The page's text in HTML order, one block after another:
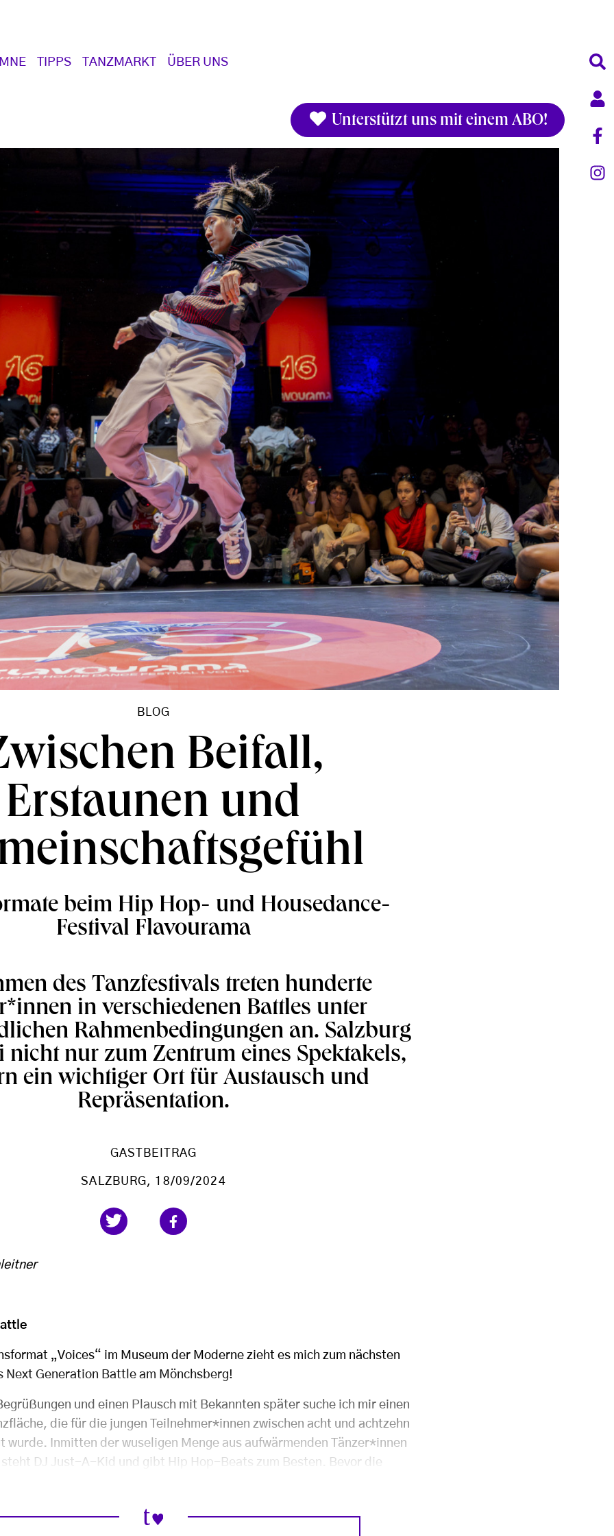
TIPPS TANZMARKT ÜBER UNS
Unterstützt uns mit einem ABO!
BLOG
Beifall,
Erstaunen und
beim Hip Hop- und Housedance-
Festival Flavourama
des Tanzfestivals treten hunderte
in verschiedenen Battles unter
Rahmenbedingungen an. Salzburg
nicht nur zum Zentrum eines Spektakels,
ein wichtiger Ort für Austausch und
Repräsentation.
GASTBEITRAG
SALZBURG, 18/09/2024
„Voices“ im Museum der Moderne zieht es mich zum nächsten
Next Generation Battle am Mönchsberg!
und einen Plausch mit Bekannten später suche ich mir einen
die für die jungen Teilnehmer*innen zwischen acht und achtzehn
wurde. Inmitten der wuseligen Menge aus aufwärmenden Tänzer*innen
DJ Just-A-Kid und gibt Hip Hop-Beats zum Besten. Bevor die